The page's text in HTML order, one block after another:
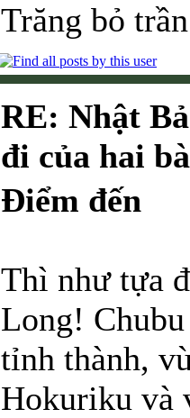
Trăng bỏ
RE: Nhật
đi của hai
Điểm đến
Thì như tựa
Long!
tỉnh thành,
Hokuriku và